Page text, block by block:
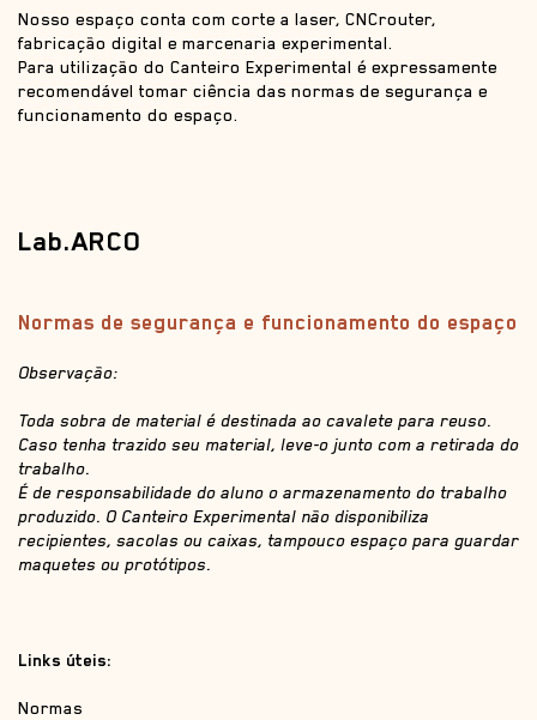
Nosso espaço conta com corte a laser, CNCrouter,
fabricação digital e marcenaria experimental.
Para utilização do Canteiro Experimental é expressamente
recomendável tomar ciência das normas de segurança e
funcionamento do espaço.
Lab.ARCO
Normas de segurança e funcionamento do espaço
Observação:
Toda sobra de material é destinada ao cavalete para reuso.
Caso tenha trazido seu material, leve-o junto com a retirada do
trabalho.
É de responsabilidade do aluno o armazenamento do trabalho
produzido. O Canteiro Experimental não disponibiliza
recipientes, sacolas ou caixas, tampouco espaço para guardar
maquetes ou protótipos.
Links úteis:
Normas